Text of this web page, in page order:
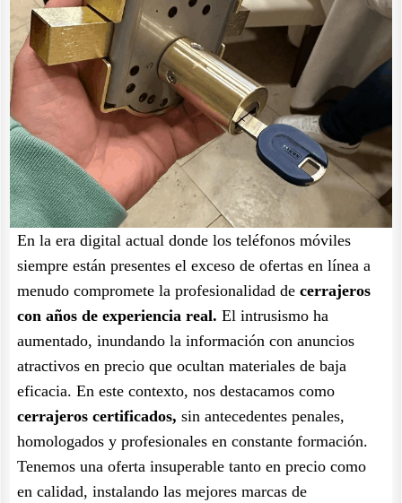
En la era digital actual donde los teléfonos móviles
siempre están presentes el exceso de ofertas en línea a
menudo compromete la profesionalidad de cerrajeros
con años de experiencia real. El intrusismo ha
aumentado, inundando la información con anuncios
atractivos en precio que ocultan materiales de baja
eficacia. En este contexto, nos destacamos como
cerrajeros certificados, sin antecedentes penales,
homologados y profesionales en constante formación.
Tenemos una oferta insuperable tanto en precio como
en calidad, instalando las mejores marcas de